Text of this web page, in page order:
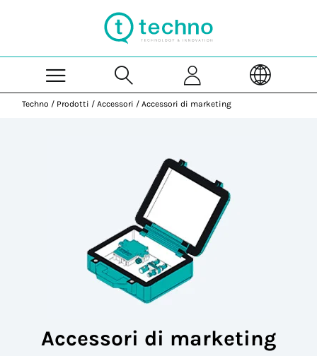
Techno / Prodotti / Accessori / Accessori di marketing
Accessori di marketing